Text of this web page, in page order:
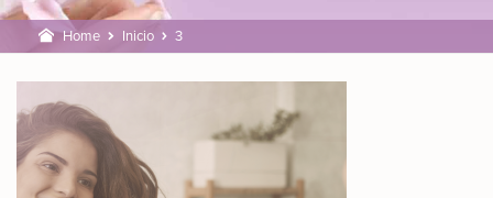
Home Inicio 3